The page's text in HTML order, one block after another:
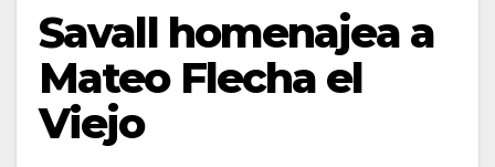
Savall homenajea a
Mateo Flecha el
Viejo